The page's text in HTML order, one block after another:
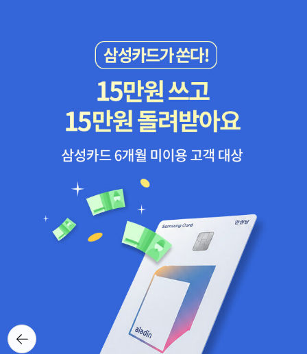
인, 연관된 지지들에 대한 설명이 너무 모호했습니다. 마치 그냥 그런
게 있으니 외우거나 알고 있으라고 통보하는 듯했습니다. 이들의 특
성들을 키워드로 정리한 것은 좋았지만 딱 거기까지였습니다.​그만큼
깊이감이 얕았고, 배움의 과정이라 느꼈던 부분들은 다소 답답한 강
제적인 의미 부여로 느껴지게 됐습니다. 결국 각 용어들에 어느 정도
할 수 있다는 대략적인 청사진만 만들 수 있게 됐습니다. ​그렇다고 사
주 자체에 대한 이야기를 빼놓지는 않았습니다. 물론 직접적인 사주
풀이보다는 기본적인 부분들을 소개하는 것이 더 많았고, 각각이 가
진 의미들을 풀어내는데 집중하긴 했습니다. 대략적인 흐름을 통해
각 사주가 갖고 있는 장점과 단점을 설명하며, 단편적인 특징들을 보
여주었습니다.​그래서 후반에는 이런 단편적인 부분들을 해소할 만한
깊이 있는 내용들이 이어질 것이라고 생각했습니다. 하지만 그냥 넘
어갔고, 결국 하나의 도서라고 보기에는 부족한 부분들이 많이 보이
게 됐습니다. 재성, 편재 등에 대해 길게 풀었지만, 수재성과 목재성이
강한 것 등의 차이를 알 수 없었고, 결국 심화까지 봤을 때 알게 되는
뒤로가
기